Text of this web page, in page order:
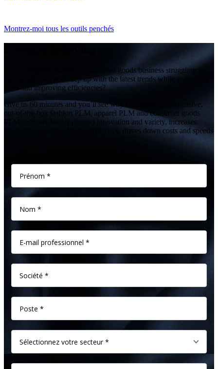
Montrez-moi tous les outils penchés
Is your fashion, apparel or consumer goods business struggling to
manage growth and keep up with the latest trends while controlling
costs and improving efficiencies?
Give us 60 minutes and you’ll see why Centric’s comprehensive,
out-of-the-box fashion PLM, apparel PLM and consumer goods
PLM software boosts product innovation and variety, increases
product lines, supercharges efficiency, drives down costs and speeds